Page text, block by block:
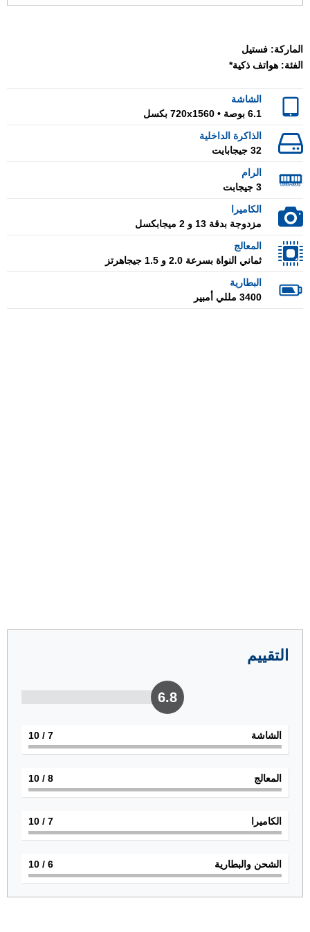
الماركة: فستيل
الفئة: هواتف ذكية*
الشاشة
6.1 بوصة • 720x1560 بكسل
الذاكرة الداخلية
32 جيجابايت
الرام
3 جيجابت
الكاميرا
مزدوجة بدقة 13 و 2 ميجابكسل
المعالج
ثماني النواة بسرعة 2.0 و 1.5 جيجاهرتز
البطارية
3400 مللي أمبير
التقييم
6.8
الشاشة 7
/ 10
المعالج 8
/ 10
الكاميرا 7
/ 10
الشحن والبطارية 6
/ 10